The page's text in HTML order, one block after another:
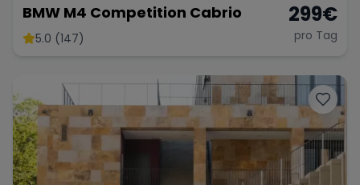
BMW M4 Competition Cabrio
5.0 (147)
299€
pro Tag